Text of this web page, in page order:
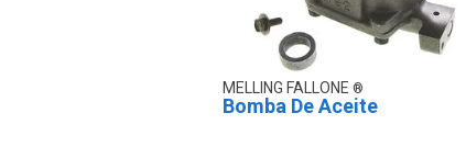
MELLING FALLONE
Bomba De Aceite